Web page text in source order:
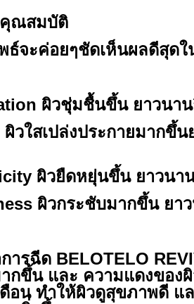
คุณสมบัติ⁣⁣
ธ์จะค่อยๆชัดเห็นผลดีสุดใ
ผิวชุ่มชื้นขึ้น ยาวนาน
วใสเปล่งประกายมากขึ้น
ผิวยืดหยุ่นขึ้น ยาวนาน
ผิวกระชับมากขึ้น ยาว
ารฉีด BELOTELO
กขึ้น และ ความแดงของผิ
อน ทำให้ผิวดูสุขภาพดี แ